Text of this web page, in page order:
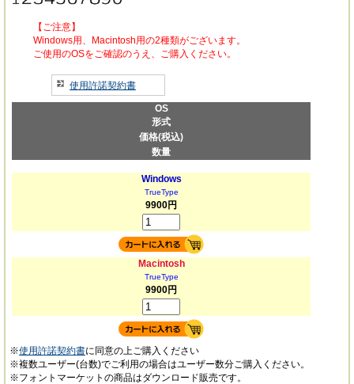
【ご注意】
Windows用、Macintosh用の2種類がございます。
ご使用のOSをご確認のうえ、ご購入ください。
使用許諾契約書
OS
形式
価格(税込)
数量
Windows
TrueType
9900円
Macintosh
TrueType
9900円
※使用許諾契約書に同意の上ご購入ください
※複数ユーザー(台数)でご利用の場合はユーザー数分ご購入ください。
※フォントマーケットの商品はダウンロード販売です。